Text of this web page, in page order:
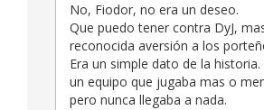
No, Fiodor, no era un deseo.
Que puedo tener contra DyJ,
reconocida aversión a los
Era un simple dato de la
un equipo que jugaba mas o
pero nunca llegaba a nada.